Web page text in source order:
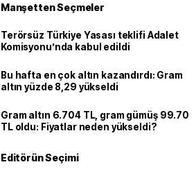
Manşetten Seçmeler
Terörsüz Türkiye Yasası teklifi Adalet
Komisyonu’nda kabul edildi
Bu hafta en çok altın kazandırdı: Gram
altın yüzde 8,29 yükseldi
Gram altın 6.704 TL, gram gümüş 99.70
TL oldu: Fiyatlar neden yükseldi?
Editörün Seçimi